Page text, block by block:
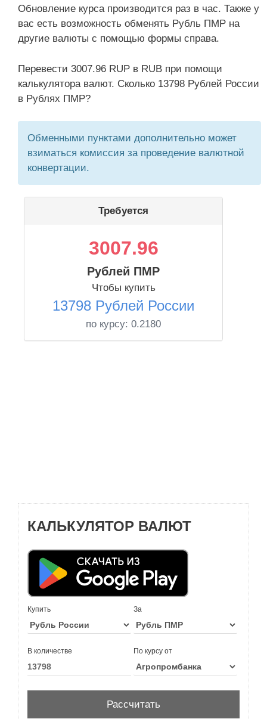
Обновление курса производится раз в час. Также у
вас есть возможность обменять Рубль ПМР на
другие валюты с помощью формы справа.
Перевести 3007.96 RUP в RUB при помощи
калькулятора валют. Сколько 13798 Рублей России
в Рублях ПМР?
Обменными пунктами дополнительно может
взиматься комиссия за проведение валютной
конвертации.
Требуется
3007.96
Рублей ПМР
Чтобы купить
13798 Рублей России
по курсу: 0.2180
КАЛЬКУЛЯТОР ВАЛЮТ
Купить За
В количестве По курсу от